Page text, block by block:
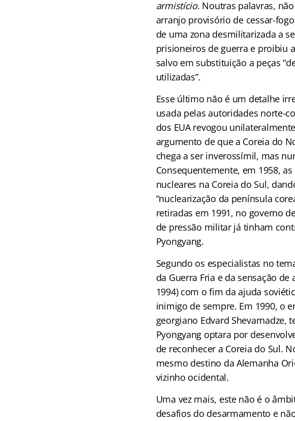
armistício. Noutras palavras,
arranjo provisório de cessar-
de uma zona desmilitarizada a
prisioneiros de guerra e proibiu
salvo em substituição a peças
utilizadas”.
Esse último não é um detalhe
usada pelas autoridades norte-
dos EUA revogou
argumento de que a Coreia do
chega a ser inverossímil, mas
Consequentemente, em 1958,
nucleares na Coreia do Sul,
“nuclearização da península
retiradas em 1991, no governo
de pressão militar já tinham
Pyongyang.
Segundo os especialistas no
da Guerra Fria e da sensação
1994) com o fim da ajuda
inimigo de sempre. Em 1990, o
georgiano Edvard
Pyongyang optara por
de reconhecer a Coreia do Sul.
mesmo destino da Alemanha
vizinho ocidental.
Uma vez mais, este não é o
desafios do desarmamento e